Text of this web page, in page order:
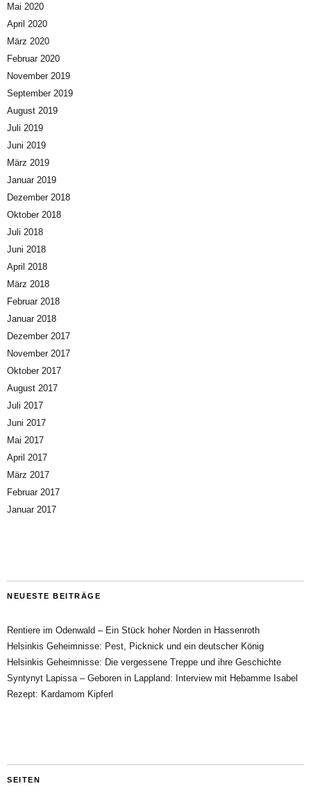
Mai 2020
April 2020
März 2020
Februar 2020
November 2019
September 2019
August 2019
Juli 2019
Juni 2019
März 2019
Januar 2019
Dezember 2018
Oktober 2018
Juli 2018
Juni 2018
April 2018
März 2018
Februar 2018
Januar 2018
Dezember 2017
November 2017
Oktober 2017
August 2017
Juli 2017
Juni 2017
Mai 2017
April 2017
März 2017
Februar 2017
Januar 2017
NEUESTE BEITRÄGE
Rentiere im Odenwald – Ein Stück hoher Norden in Hassenroth
Helsinkis Geheimnisse: Pest, Picknick und ein deutscher König
Helsinkis Geheimnisse: Die vergessene Treppe und ihre Geschichte
Syntynyt Lapissa – Geboren in Lappland: Interview mit Hebamme Isabel
Rezept: Kardamom Kipferl
SEITEN